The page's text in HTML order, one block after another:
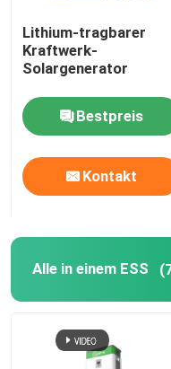
Lithium-tragbarer
Kraftwerk-
Solargenerator
Bestpreis
Kontakt
Alle in einem ESS